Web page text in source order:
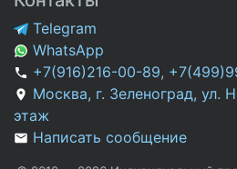
Telegram
WhatsApp
+7(916)216-00-89,
Москва, г. Зеленоград, ул.
этаж
Написать сообщение